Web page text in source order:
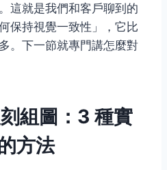
這就是我們和客戶聊到的
持視覺一致性」，它比
。下一節就專門講怎麼對
組圖：3 種實
方法